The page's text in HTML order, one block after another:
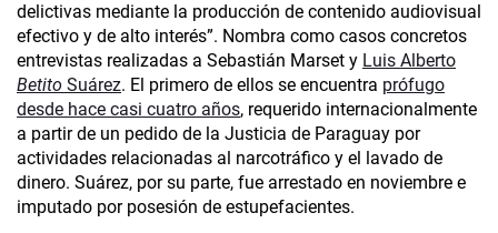
delictivas mediante la producción de contenido audiovisual
efectivo y de alto interés”. Nombra como casos concretos
entrevistas realizadas a Sebastián Marset y Luis Alberto
Betito Suárez. El primero de ellos se encuentra prófugo
desde hace casi cuatro años, requerido internacionalmente
a partir de un pedido de la Justicia de Paraguay por
actividades relacionadas al narcotráfico y el lavado de
dinero. Suárez, por su parte, fue arrestado en noviembre e
imputado por posesión de estupefacientes.